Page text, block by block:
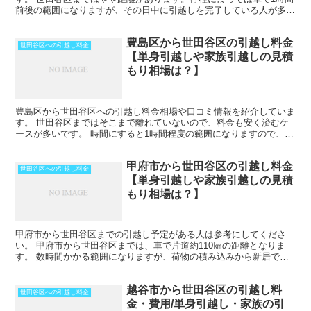
前後の範囲になりますが、その日中に引越しを完了している人が多い
世田谷区への引越し料金
豊島区から世田谷区の引越し料金
【単身引越しや家族引越しの見積
もり相場は？】
豊島区から世田谷区への引越し料金相場や口コミ情報を紹介していま
す。 世田谷区まではそこまで離れていないので、料金も安く済むケ
ースが多いです。 時間にすると1時間程度の範囲になりますので、そ
世田谷区への引越し料金
甲府市から世田谷区の引越し料金
【単身引越しや家族引越しの見積
もり相場は？】
甲府市から世田谷区までの引越し予定がある人は参考にしてくださ
い。 甲府市から世田谷区までは、車で片道約110㎞の距離となりま
す。 数時間かかる範囲になりますが、荷物の積み込みから新居での
世田谷区への引越し料金
越谷市から世田谷区の引越し料
金・費用/単身引越し・家族の引